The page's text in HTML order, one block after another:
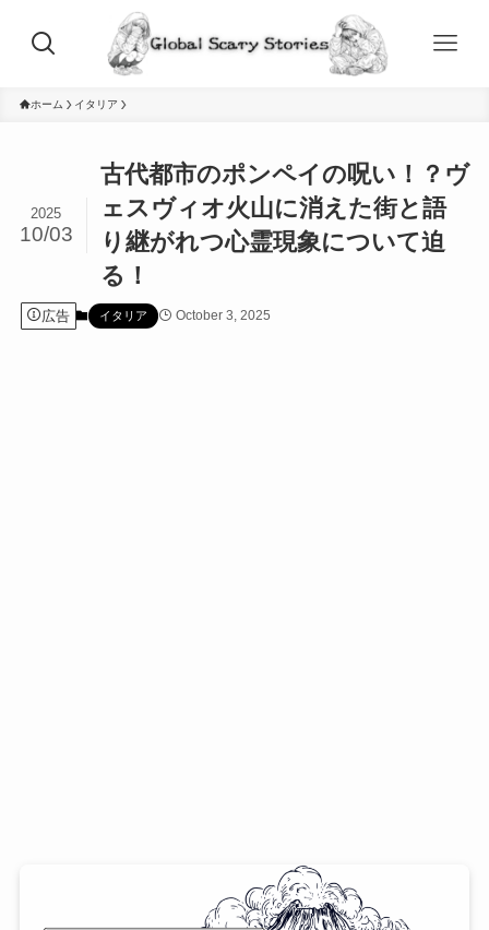
ホーム イタリア
古代都市のポンペイの呪い！？ヴ
ェスヴィオ火山に消えた街と語
り継がれつ心霊現象について迫
る！
2025
10/03
広告 イタリア October 3, 2025